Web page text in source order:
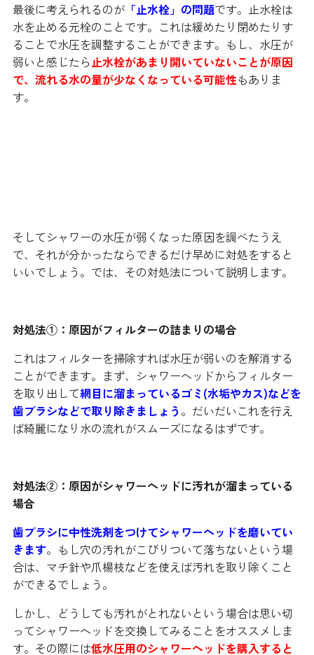
最後に考えられるのが「止水栓」の問題です。止水栓は
水を止める元栓のことです。これは緩めたり閉めたりす
ることで水圧を調整することができます。もし、水圧が
弱いと感じたら止水栓があまり開いていないことが原因
で、流れる水の量が少なくなっている可能性もありま
す。
そしてシャワーの水圧が弱くなった原因を調べたうえ
で、それが分かったならできるだけ早めに対処をすると
いいでしょう。では、その対処法について説明します。
対処法①：原因がフィルターの詰まりの場合
これはフィルターを掃除すれば水圧が弱いのを解消する
ことができます。まず、シャワーヘッドからフィルター
を取り出して網目に溜まっているゴミ(水垢やカス)などを
歯ブラシなどで取り除きましょう 。だいだいこれを行え
ば綺麗になり水の流れがスムーズになるはずです。
対処法②：原因がシャワーヘッドに汚れが溜まっている
場合
歯ブラシに中性洗剤をつけてシャワーヘッドを磨いてい
きます。もし穴の汚れがこびりついて落ちないという場
合は、マチ針や爪楊枝などを使えば汚れを取り除くこと
ができるでしょう。
しかし、どうしても汚れがとれないという場合は思い切
ってシャワーヘッドを交換してみることをオススメしま
す。その際には低水圧用のシャワーヘッドを購入すると